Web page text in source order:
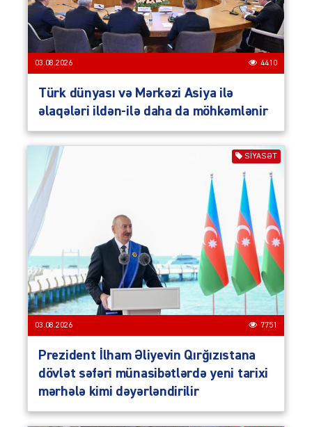
03.08.2026 4410
Türk dünyası və Mərkəzi Asiya ilə
əlaqələri ildən-ilə daha da möhkəmlənir
SIYASƏT
03.08.2026 7751
Prezident İlham Əliyevin Qırğızıstana
dövlət səfəri münasibətlərdə yeni tarixi
mərhələ kimi dəyərləndirilir